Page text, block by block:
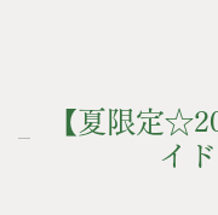
【夏限定
イ